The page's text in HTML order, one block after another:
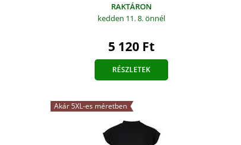
RAKTÁRON
kedden 11. 8.önnél
5 120 Ft
RÉSZLETEK
Akár 5XL-es méretben